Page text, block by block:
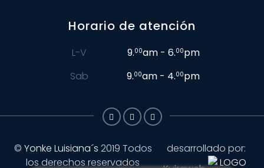
Horario de atención
L-V 9.00am - 6.00pm
Sab
9.00am - 4.00pm
© Yonke Luisiana´s 2019 Todos
los derechos reservados
desarrollado por: